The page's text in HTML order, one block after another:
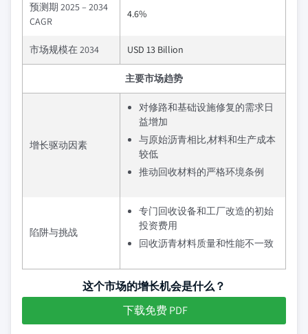
预测期 2025 – 2034
CAGR
4.6%
市场规模在 2034 USD 13 Billion
主要市场趋势
增长驱动因素
对修路和基础设施修复的需求日
益增加
与原始沥青相比,材料和生产成本
较低
推动回收材料的严格环境条例
陷阱与挑战
专门回收设备和工厂改造的初始
投资费用
回收沥青材料质量和性能不一致
这个市场的增长机会是什么？
下载免费 PDF